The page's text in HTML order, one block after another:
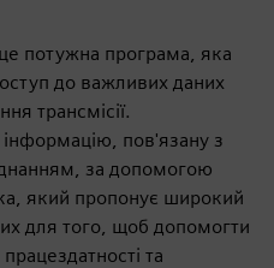
потужна програма, яка
до важливих даних
трансмісії.
інформацію, пов'язану з
за допомогою
який пропонує широкий
для того, щоб допомогти
та